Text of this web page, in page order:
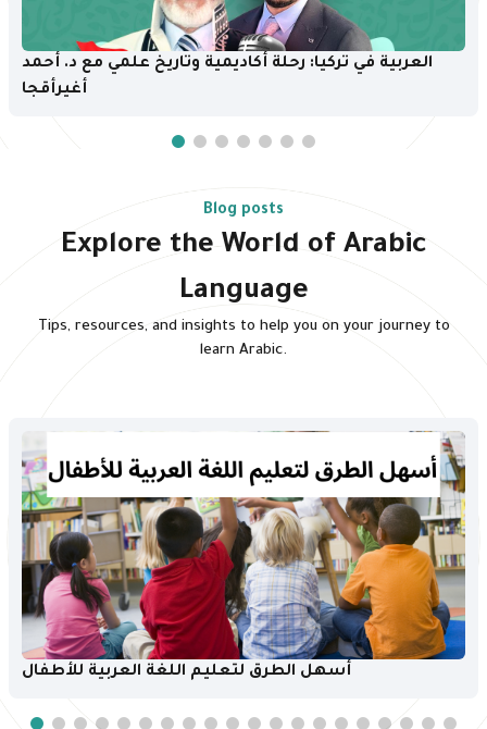
العربية في تركيا: رحلة أكاديمية وتاريخ علمي مع د. أحمد
أغيرأقجا
Blog posts
Explore the World of Arabic
Language
Tips, resources, and insights to help you on your journey to
learn Arabic.
أسهل الطرق لتعليم اللغة العربية للأطفال